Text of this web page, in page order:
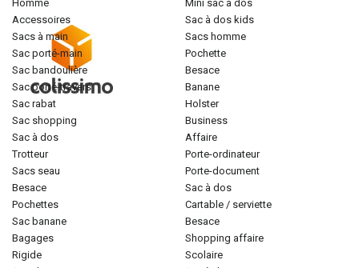
homme
accessoires
sacs à main
sac porté-main
sac bandoulière
sac porté-travers
sac rabat
sac shopping
sac à dos
trotteur
sacs seau
besace
pochettes
sac banane
bagages
rigide
mini sac à dos
sac à dos kids
sacs homme
pochette
besace
banane
holster
business
affaire
porte-ordinateur
porte-document
sac à dos
cartable / serviette
besace
shopping affaire
scolaire